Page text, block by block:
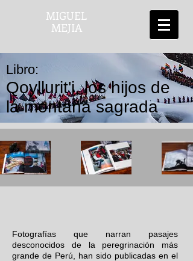
MIGUEL
MEJIA
Libro:
Qoyllurit'i, los hijos de
la montaña sagrada
Fotografías que narran pasajes
desconocidos de la peregrinación más
grande de Perú, han sido publicadas en el